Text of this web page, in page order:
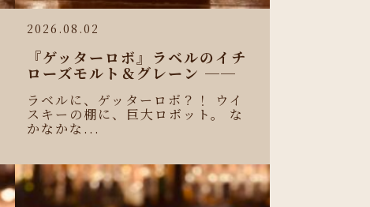
2026.08.02
『ゲッターロボ』ラベルのイチ
ローズモルト＆グレーン ──
ラベルに、ゲッターロボ？！ ウイ
スキーの棚に、巨大ロボット。 な
かなかな...